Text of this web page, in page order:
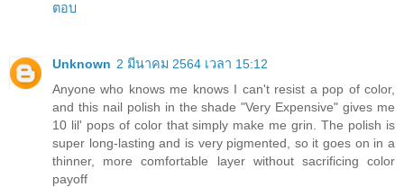
ตอบ
Unknown 2 มีนาคม 2564 เวลา 15:12
Anyone who knows me knows I can't resist a pop of color,
and this nail polish in the shade "Very Expensive" gives me
10 lil' pops of color that simply make me grin. The polish is
super long-lasting and is very pigmented, so it goes on in a
thinner, more comfortable layer without sacrificing color
payoff